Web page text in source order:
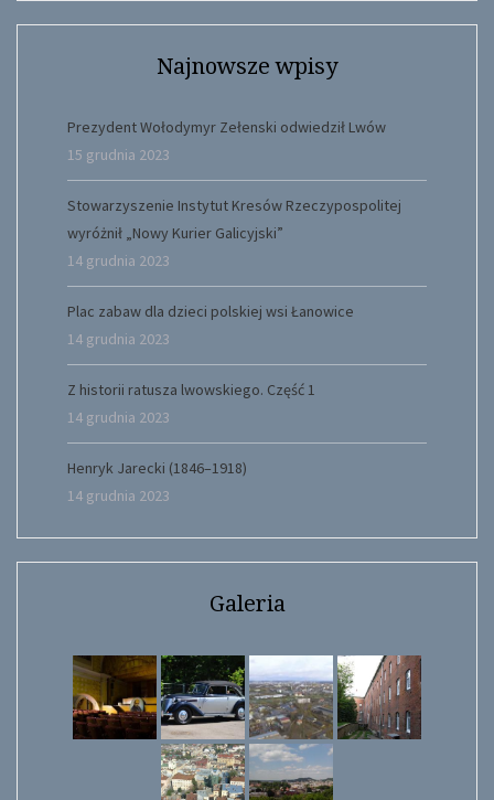
Najnowsze wpisy
Prezydent Wołodymyr Zełenski odwiedził Lwów
15 grudnia 2023
Stowarzyszenie Instytut Kresów Rzeczypospolitej
wyróżnił „Nowy Kurier Galicyjski”
14 grudnia 2023
Plac zabaw dla dzieci polskiej wsi Łanowice
14 grudnia 2023
Z historii ratusza lwowskiego. Część 1
14 grudnia 2023
Henryk Jarecki (1846–1918)
14 grudnia 2023
Galeria